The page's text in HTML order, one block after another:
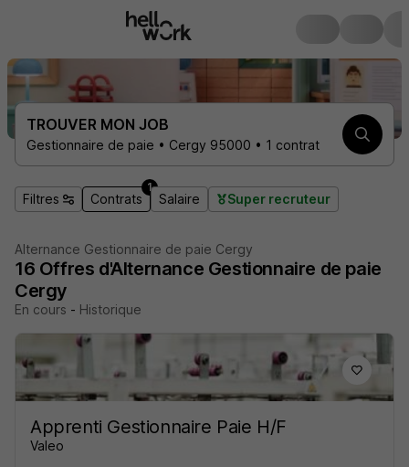
TROUVER MON JOB
Gestionnaire de paie • Cergy 95000 • 1 contrat
Filtres Contrats
1
Salaire Super recruteur
Alternance Gestionnaire de paie Cergy
16 Offres d'Alternance Gestionnaire de paie
Cergy
En cours - Historique
Apprenti Gestionnaire Paie H/F
Valeo